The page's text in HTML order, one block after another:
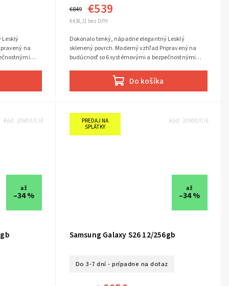
na
€438,21 bez DPH
€849 €539
Do košíka
Dokonalo tenký, nápadne elegantný Lesklý
sklenený povrch. Moderný vzhľad Pripravený na
budúcnosť so 6 systémovými a bezpečnostnými
až
–34 %
Kód: 20903/CIE
PREDAJ NA
SPLÁTKY
až
–34 %
Samsung Galaxy S26 12/256gb
Do 3-7 dní - prípadne na dotaz
Kód: 20900/CIE